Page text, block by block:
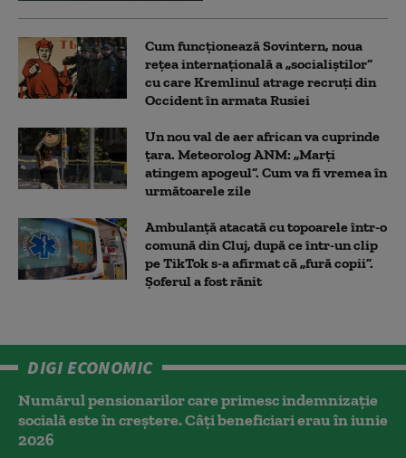
Cum funcționează Sovintern, noua
rețea internațională a „socialiștilor”
cu care Kremlinul atrage recruți din
Occident în armata Rusiei
Un nou val de aer african va cuprinde
țara. Meteorolog ANM: „Marți
atingem apogeul”. Cum va fi vremea în
următoarele zile
Ambulanţă atacată cu topoarele într-o
comună din Cluj, după ce într-un clip
pe TikTok s-a afirmat că „fură copii”.
Șoferul a fost rănit
DIGI ECONOMIC
Numărul pensionarilor care primesc indemnizaţie
socială este în creștere. Câți beneficiari erau în iunie
2026